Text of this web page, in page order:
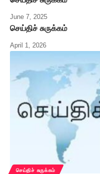
June 7, 2025
செய்திச் சுருக்கம்
April 1, 2026
செய்திச் சுருக்கம்